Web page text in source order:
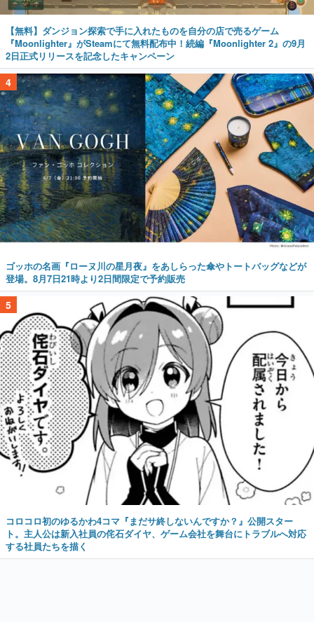
【無料】ダンジョン探索で手に入れたものを自分の店で売るゲーム
『Moonlighter』がSteamにて無料配布中！続編『Moonlighter 2』の9月
2日正式リリースを記念したキャンペーン
4
ゴッホの名画『ローヌ川の星月夜』をあしらった傘やトートバッグなどが
登場。8月7日21時より2日間限定で予約販売
5
コロコロ初のゆるかわ4コマ『まだサ終しないんですか？』公開スター
ト。主人公は新入社員の侘石ダイヤ、ゲーム会社を舞台にトラブルへ対応
する社員たちを描く